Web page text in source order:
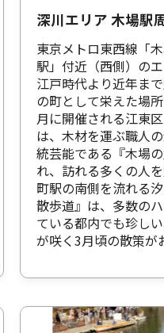
深川エリア 木場駅
東京メトロ東西線「
駅」付近（西側）の
江戸時代より近年ま
の町として栄えた場
月に開催される江東
は、木材を運ぶ職人
統芸能である『木場
れ、訪れる多くの人
町駅の南側を流れる
散歩道』は、多数の
ている都内でも珍し
が咲く3月頃の散策が